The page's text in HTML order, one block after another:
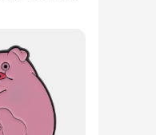
our Scottish